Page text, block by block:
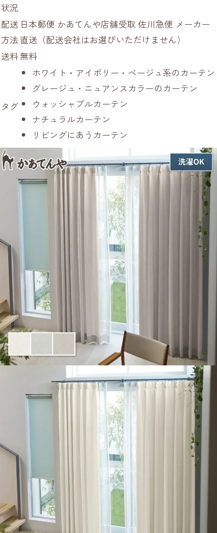
状況
配送
方法
日本郵便 かあてんや店舗受取 佐川急便 メーカー
直送（配送会社はお選びいただけません）
送料無料
タグ
ホワイト・アイボリー・ベージュ系のカーテン
グレージュ・ニュアンスカラーのカーテン
ウォッシャブルカーテン
ナチュラルカーテン
リビングにあうカーテン